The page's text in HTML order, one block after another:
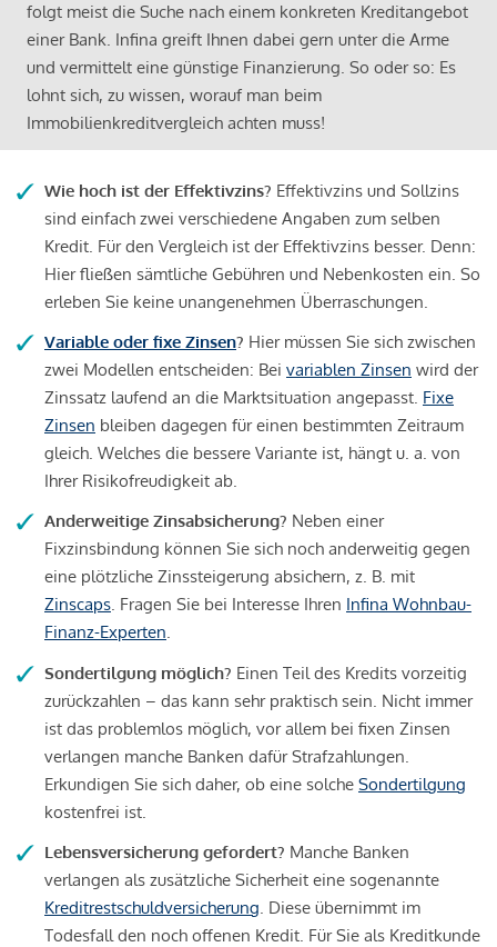
folgt meist die Suche nach einem konkreten Kreditangebot
einer Bank. Infina greift Ihnen dabei gern unter die Arme
und vermittelt eine günstige Finanzierung. So oder so: Es
lohnt sich, zu wissen, worauf man beim
Immobilienkreditvergleich achten muss!
Wie hoch ist der Effektivzins? Effektivzins und Sollzins
sind einfach zwei verschiedene Angaben zum selben
Kredit. Für den Vergleich ist der Effektivzins besser. Denn:
Hier fließen sämtliche Gebühren und Nebenkosten ein. So
erleben Sie keine unangenehmen Überraschungen.
Variable oder fixe Zinsen? Hier müssen Sie sich zwischen
zwei Modellen entscheiden: Bei variablen Zinsen wird der
Zinssatz laufend an die Marktsituation angepasst. Fixe
Zinsen bleiben dagegen für einen bestimmten Zeitraum
gleich. Welches die bessere Variante ist, hängt u. a. von
Ihrer Risikofreudigkeit ab.
Anderweitige Zinsabsicherung? Neben einer
Fixzinsbindung können Sie sich noch anderweitig gegen
eine plötzliche Zinssteigerung absichern, z. B. mit
Zinscaps. Fragen Sie bei Interesse Ihren Infina Wohnbau-
Finanz-Experten.
Sondertilgung möglich? Einen Teil des Kredits vorzeitig
zurückzahlen – das kann sehr praktisch sein. Nicht immer
ist das problemlos möglich, vor allem bei fixen Zinsen
verlangen manche Banken dafür Strafzahlungen.
Erkundigen Sie sich daher, ob eine solche Sondertilgung
kostenfrei ist.
Lebensversicherung gefordert? Manche Banken
verlangen als zusätzliche Sicherheit eine sogenannte
Kreditrestschuldversicherung. Diese übernimmt im
Todesfall den noch offenen Kredit. Für Sie als Kreditkunde